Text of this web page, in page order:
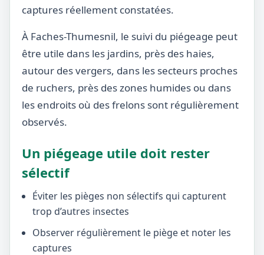
captures réellement constatées.
À Faches-Thumesnil, le suivi du piégeage peut
être utile dans les jardins, près des haies,
autour des vergers, dans les secteurs proches
de ruchers, près des zones humides ou dans
les endroits où des frelons sont régulièrement
observés.
Un piégeage utile doit rester
sélectif
Éviter les pièges non sélectifs qui capturent
trop d’autres insectes
Observer régulièrement le piège et noter les
captures